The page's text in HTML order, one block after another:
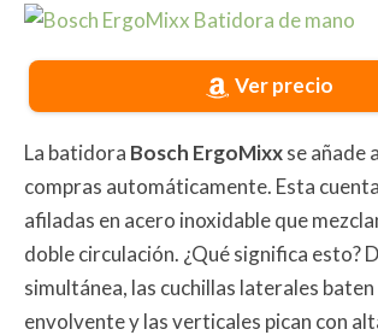
Ver precio
La batidora Bosch ErgoMixxse añade
compras automáticamente. Esta
afiladas en acero inoxidable que
doble circulación. ¿Qué significa esto?
simultánea, las cuchillas laterales
envolvente y las verticales pican con